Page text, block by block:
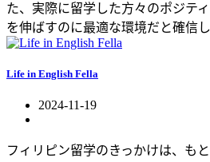
た、実際に留学した方々のポジテ
を伸ばすのに最適な環境だと確信
Life in English Fella
2024-11-19
フィリピン留学のきっかけは、も